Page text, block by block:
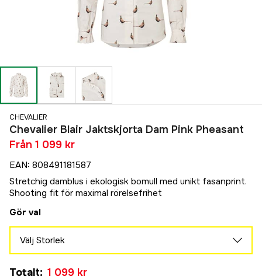
CHEVALIER
Chevalier Blair Jaktskjorta Dam Pink Pheasant
Från 1 099 kr
EAN: 808491181587
Stretchig damblus i ekologisk bomull med unikt fasanprint.
Shooting fit för maximal rörelsefrihet
Gör val
Välj Storlek
1 099 kr
Totalt: 1 099 kr